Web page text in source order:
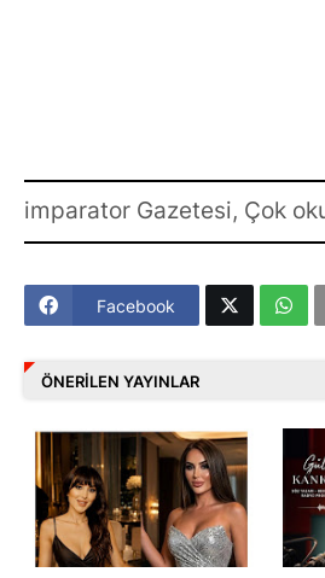
imparator Gazetesi, Çok
Facebook
ÖNERILEN YAYINLAR